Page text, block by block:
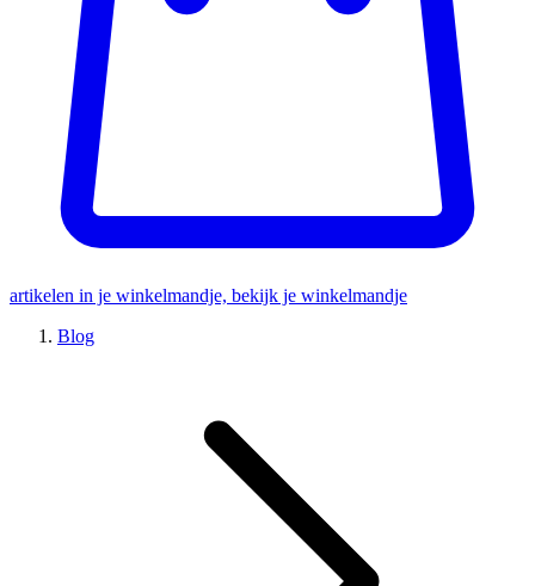
artikelen in je winkelmandje, bekijk je winkelmandje
Blog